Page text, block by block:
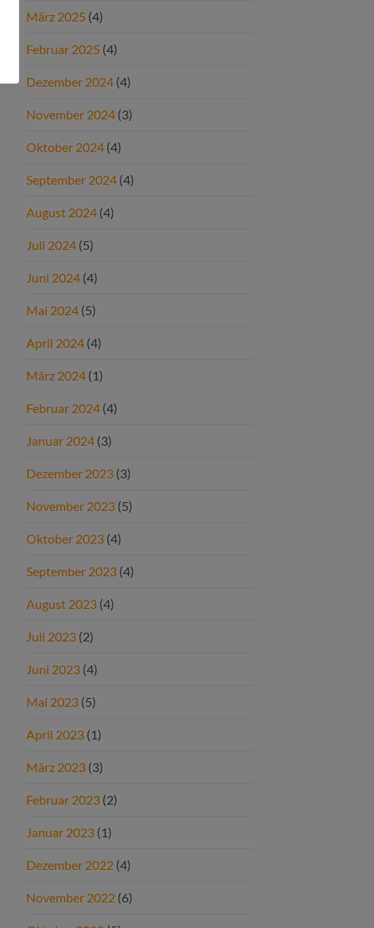
März 2025 (4)
Februar 2025 (4)
Dezember 2024 (4)
November 2024 (3)
Oktober 2024 (4)
September 2024 (4)
August 2024 (4)
Juli 2024 (5)
Juni 2024 (4)
Mai 2024 (5)
April 2024 (4)
März 2024 (1)
Februar 2024 (4)
Januar 2024 (3)
Dezember 2023 (3)
November 2023 (5)
Oktober 2023 (4)
September 2023 (4)
August 2023 (4)
Juli 2023 (2)
Juni 2023 (4)
Mai 2023 (5)
April 2023 (1)
März 2023 (3)
Februar 2023 (2)
Januar 2023 (1)
Dezember 2022 (4)
November 2022 (6)